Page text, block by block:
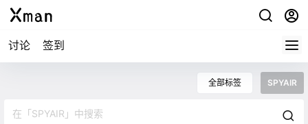
讨论 签到
全部标签 SPYAIR